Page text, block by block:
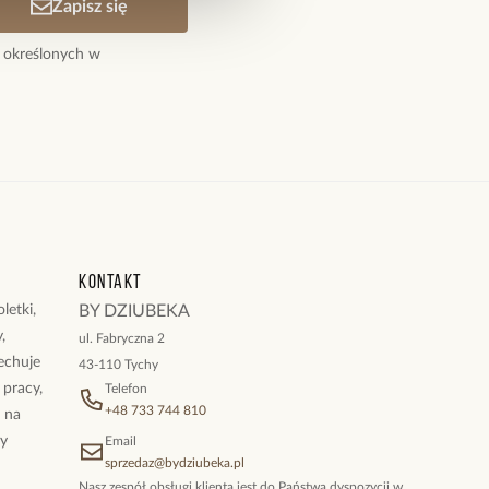
Zapisz się
określonych w
na
Kontakt
BY DZIUBEKA
ul. Fabryczna 2
43-110 Tychy
Telefon
+48 733 744 810
Email
sprzedaz@bydziubeka.pl